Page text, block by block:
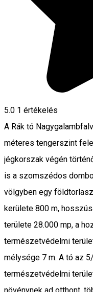
5.0 1 értékelés
A Rák tó
méteres tengerszint
jégkorszak végén
is a szomszédos
völgyben egy
kerülete 800 m,
területe 28.000 mp, a
természetvédelmi
mélysége 7 m. A tó az
természetvédelmi